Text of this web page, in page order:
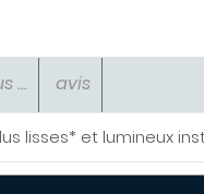
... avis
lisses* et lumineux